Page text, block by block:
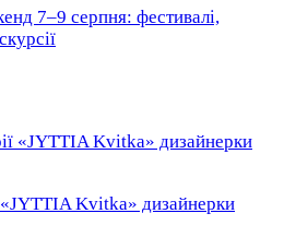
7–9 серпня: фестивалі,
«JYTTIA Kvitka» дизайнерки